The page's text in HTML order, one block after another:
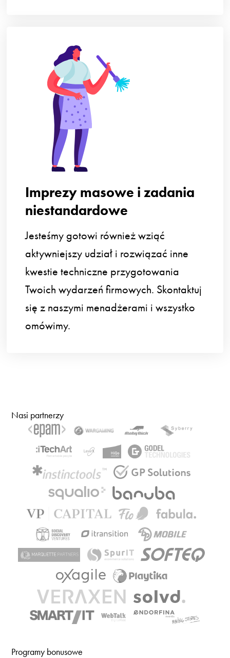
Imprezy masowe i zadania
niestandardowe
Jesteśmy gotowi również wziąć
aktywniejszy udział i rozwiązać inne
kwestie techniczne przygotowania
Twoich wydarzeń firmowych. Skontaktuj
się z naszymi menadżerami i wszystko
omówimy.
Nasi partnerzy
Programy bonusowe